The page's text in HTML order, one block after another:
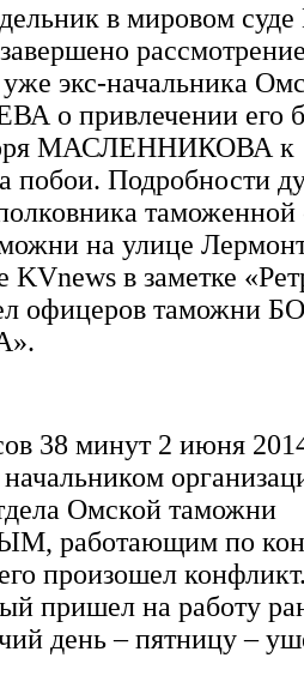
в мировом суде
уже экс-начальника
о привлечении его
МАСЛЕННИКОВА к
побои. Подробности
на улице
KVnews в заметке
офицеров таможни
38 минут 2 июня
Омской таможни
по
произошел
пришел на работу
день – пятницу –